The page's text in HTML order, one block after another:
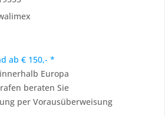
ab € 150,- *
Europa
beraten Sie
per Vorausüberweisung